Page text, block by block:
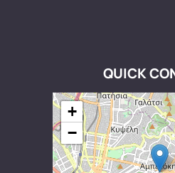
QUICK
+
−